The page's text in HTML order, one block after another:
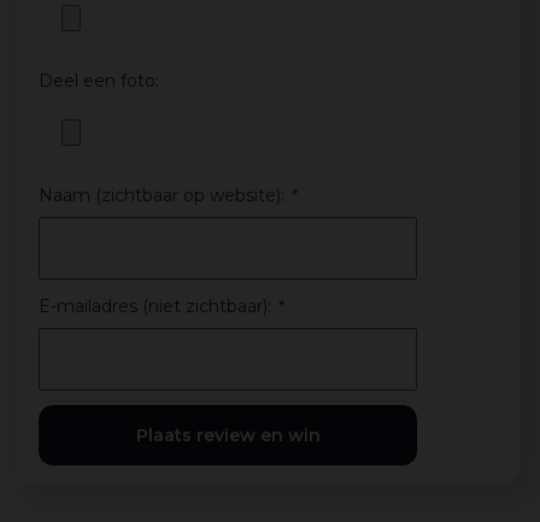
Deel een foto:
Naam (zichtbaar op website): *
E-mailadres (niet zichtbaar): *